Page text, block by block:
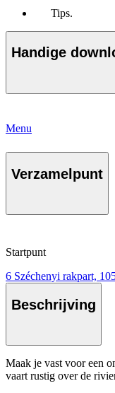
Tips.
Handige
Menu
Verzamelpunt
Startpunt
6 Széchenyi rakpart,
Beschrijving
Maak je vast voor een
vaart rustig over de